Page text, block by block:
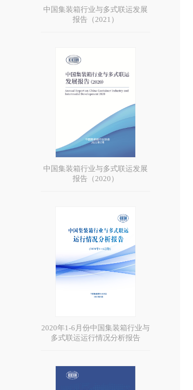
中国集装箱行业与多式联运发展
报告（2021）
中国集装箱行业与多式联运发展
报告（2020）
2020年1-6月份中国集装箱行业与
多式联运运行情况分析报告